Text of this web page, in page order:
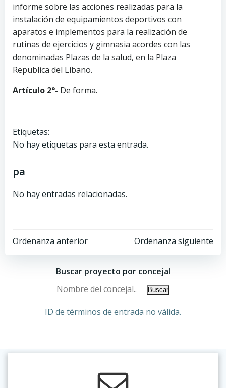
informe sobre las acciones realizadas para la
instalación de equipamientos deportivos con
aparatos e implementos para la realización de
rutinas de ejercicios y gimnasia acordes con las
denominadas Plazas de la salud, en la Plaza
Republica del Líbano.
Artículo 2°- De forma.
Etiquetas:
No hay etiquetas para esta entrada.
pa
No hay entradas relacionadas.
Ordenanza anterior Ordenanza siguiente
Buscar proyecto por concejal
ID de términos de entrada no válida.